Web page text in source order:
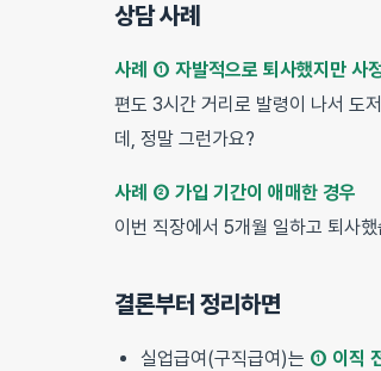
상담 사례
사례 ① 자발적으로 퇴사했지만 사
편도 3시간 거리로 발령이 나서 도
데, 정말 그런가요?
사례 ② 가입 기간이 애매한 경우
이번 직장에서 5개월 일하고 퇴사
결론부터 정리하면
실업급여(구직급여)는 ① 이직